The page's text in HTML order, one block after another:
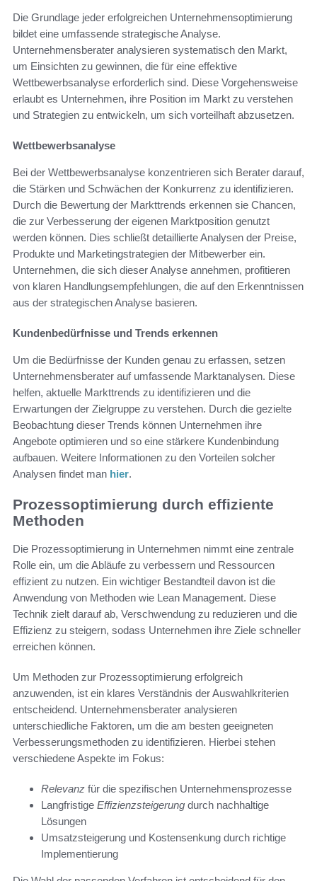
Die Grundlage jeder erfolgreichen Unternehmensoptimierung
bildet eine umfassende strategische Analyse.
Unternehmensberater analysieren systematisch den Markt,
um Einsichten zu gewinnen, die für eine effektive
Wettbewerbsanalyse erforderlich sind. Diese Vorgehensweise
erlaubt es Unternehmen, ihre Position im Markt zu verstehen
und Strategien zu entwickeln, um sich vorteilhaft abzusetzen.
Wettbewerbsanalyse
Bei der Wettbewerbsanalyse konzentrieren sich Berater darauf,
die Stärken und Schwächen der Konkurrenz zu identifizieren.
Durch die Bewertung der Markttrends erkennen sie Chancen,
die zur Verbesserung der eigenen Marktposition genutzt
werden können. Dies schließt detaillierte Analysen der Preise,
Produkte und Marketingstrategien der Mitbewerber ein.
Unternehmen, die sich dieser Analyse annehmen, profitieren
von klaren Handlungsempfehlungen, die auf den Erkenntnissen
aus der strategischen Analyse basieren.
Kundenbedürfnisse und Trends erkennen
Um die Bedürfnisse der Kunden genau zu erfassen, setzen
Unternehmensberater auf umfassende Marktanalysen. Diese
helfen, aktuelle Markttrends zu identifizieren und die
Erwartungen der Zielgruppe zu verstehen. Durch die gezielte
Beobachtung dieser Trends können Unternehmen ihre
Angebote optimieren und so eine stärkere Kundenbindung
aufbauen. Weitere Informationen zu den Vorteilen solcher
Analysen findet man hier.
Prozessoptimierung durch effiziente
Methoden
Die Prozessoptimierung in Unternehmen nimmt eine zentrale
Rolle ein, um die Abläufe zu verbessern und Ressourcen
effizient zu nutzen. Ein wichtiger Bestandteil davon ist die
Anwendung von Methoden wie Lean Management. Diese
Technik zielt darauf ab, Verschwendung zu reduzieren und die
Effizienz zu steigern, sodass Unternehmen ihre Ziele schneller
erreichen können.
Um Methoden zur Prozessoptimierung erfolgreich
anzuwenden, ist ein klares Verständnis der Auswahlkriterien
entscheidend. Unternehmensberater analysieren
unterschiedliche Faktoren, um die am besten geeigneten
Verbesserungsmethoden zu identifizieren. Hierbei stehen
verschiedene Aspekte im Fokus:
Relevanz für die spezifischen Unternehmensprozesse
Langfristige Effizienzsteigerung durch nachhaltige
Lösungen
Umsatzsteigerung und Kostensenkung durch richtige
Implementierung